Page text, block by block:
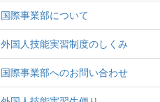
国際事業部について
外国人技能実習制度のしくみ
国際事業部へのお問い合わせ